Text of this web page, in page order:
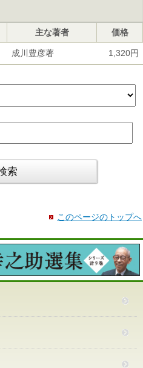
主な著者 価格
成川豊彦著 1,320円
このページのトップへ